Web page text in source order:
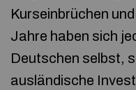
Kurseinbrüchen
Jahre haben sich
Deutschen selbst,
ausländische